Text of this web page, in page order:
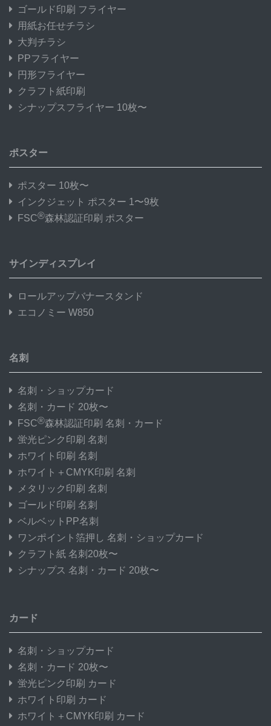
75,000部
76,000部
77,000部
78,000部
80,000部
ゴールド印刷 フライヤー
用紙お任せチラシ
大判チラシ
PPフライヤー
円形フライヤー
クラフト紙印刷
シナップスフライヤー 10枚〜
ポスター
ポスター 10枚〜
インクジェット ポスター 1〜9枚
FSC®森林認証印刷 ポスター
サインディスプレイ
ロールアップバナースタンド
エコノミー W850
名刺
名刺・ショップカード
名刺・カード 20枚〜
FSC®森林認証印刷 名刺・カード
蛍光ピンク印刷 名刺
ホワイト印刷 名刺
ホワイト＋CMYK印刷 名刺
メタリック印刷 名刺
ゴールド印刷 名刺
ベルベットPP名刺
ワンポイント箔押し 名刺・ショップカード
クラフト紙 名刺20枚〜
シナップス 名刺・カード 20枚〜
カード
名刺・ショップカード
名刺・カード 20枚〜
蛍光ピンク印刷 カード
ホワイト印刷 カード
ホワイト＋CMYK印刷 カード